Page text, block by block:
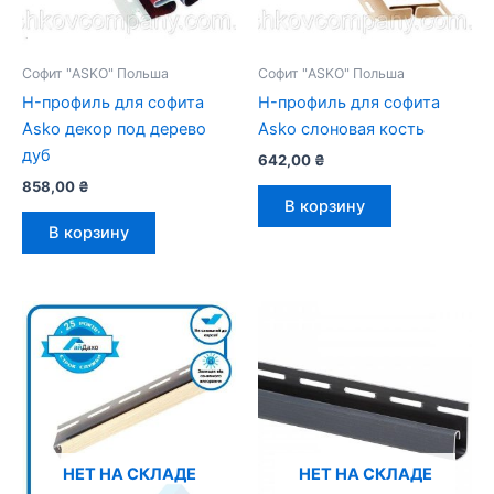
Софит "ASKO" Польша
H-профиль для софита
Asko декор под дерево
дуб
858,00 ₴
В корзину
Софит "ASKO" Польша
H-профиль для софита
Asko слоновая кость
642,00 ₴
В корзину
НЕТ НА СКЛАДЕ НЕТ НА СКЛАДЕ